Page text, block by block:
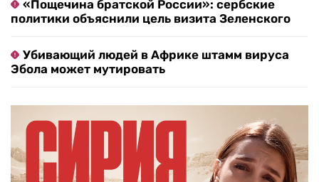
«Пощечина братской России»: сербские
политики объяснили цель визита Зеленского
Убивающий людей в Африке штамм вируса
Эбола может мутировать